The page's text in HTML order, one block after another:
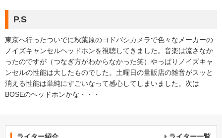
P.S
東京へ行ったついでに秋葉原のヨドバシカメラで色々なメーカーの
ノイズキャンセルヘッドホンを視聴してきました。音楽は流さなか
ったのですが（つなぎ方がわからなかった笑）やっぱりノイズキャ
ンセルの性能は大したものでした。土曜日の量販店の雑音がスッと
消える性能は単純にすごいなって感心してしまいました。次は
BOSEのヘッドホンかな・・・